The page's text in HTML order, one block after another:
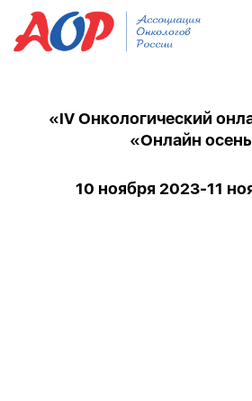
«IV Онкологический
«Онлайн
10 ноября 2023-11